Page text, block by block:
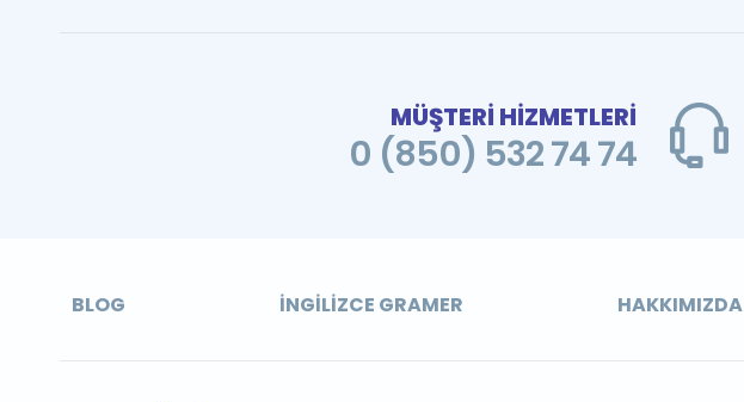
MÜŞTERİ HİZMETLERİ
0 (850) 532 74 74
BLOG İNGILIZCE GRAMER HAKKIMIZDA